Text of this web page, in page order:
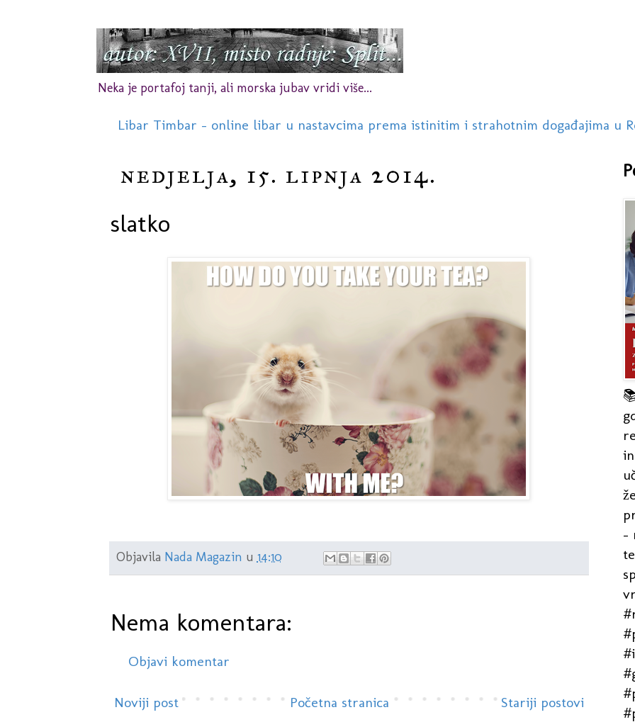
Neka je portafoj tanji, ali morska jubav vridi više...
Libar Timbar - online libar u nastavcima prema istinitim i strahotnim događajima u
nedjelja, 15. lipnja 2014.
slatko
Objavila Nada Magazin u 14:10
Nema komentara:
Objavi komentar
Noviji post Stariji postovi
Početna stranica
-